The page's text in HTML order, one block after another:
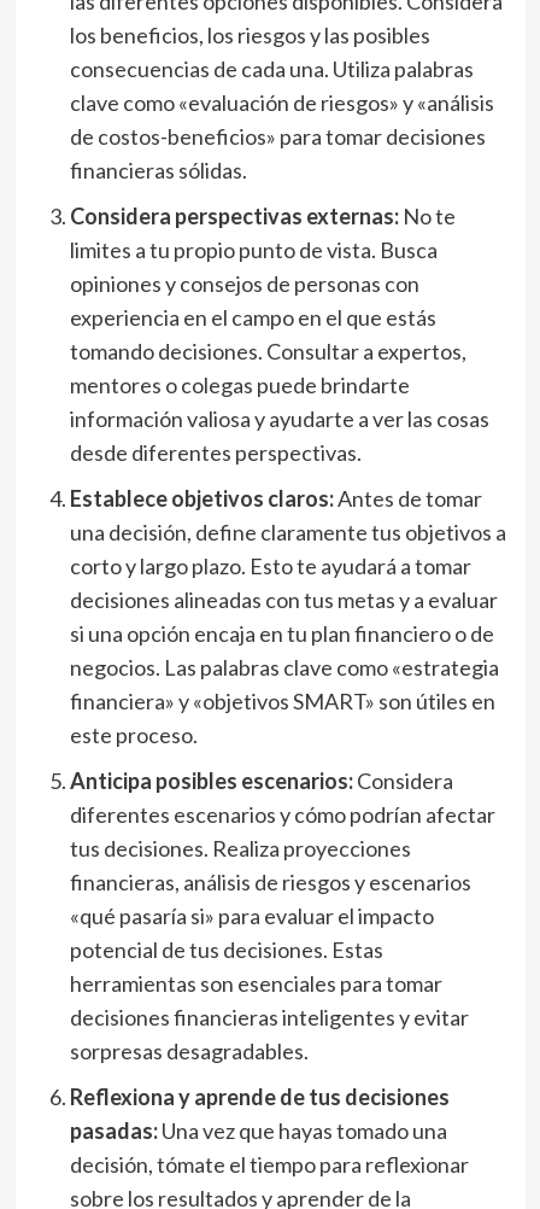
los beneficios, los riesgos y las posibles
consecuencias de cada una. Utiliza palabras
clave como «evaluación de riesgos» y «análisis
de costos-beneficios» para tomar decisiones
financieras sólidas.
Considera perspectivas externas:No te
limites a tu propio punto de vista. Busca
opiniones y consejos de personas con
experiencia en el campo en el que estás
tomando decisiones. Consultar a expertos,
mentores o colegas puede brindarte
información valiosa y ayudarte a ver las cosas
desde diferentes perspectivas.
Establece objetivos claros:Antes de tomar
una decisión, define claramente tus objetivos a
corto y largo plazo. Esto te ayudará a tomar
decisiones alineadas con tus metas y a evaluar
si una opción encaja en tu plan financiero o de
negocios. Las palabras clave como «estrategia
financiera» y «objetivos SMART» son útiles en
este proceso.
Anticipa posibles escenarios:Considera
diferentes escenarios y cómo podrían afectar
tus decisiones. Realiza proyecciones
financieras, análisis de riesgos y escenarios
«qué pasaría si» para evaluar el impacto
potencial de tus decisiones. Estas
herramientas son esenciales para tomar
decisiones financieras inteligentes y evitar
sorpresas desagradables.
Reflexiona y aprende de tus decisiones
pasadas:Una vez que hayas tomado una
decisión, tómate el tiempo para reflexionar
sobre los resultados y aprender de la